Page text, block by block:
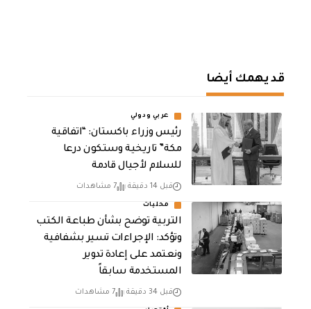
قد يهمك أيضا
عربي ودولي
رئيس وزراء باكستان: “اتفاقية
مكة” تاريخية وستكون درعا
للسلام لأجيال قادمة
قبل 14 دقيقة 7 مشاهدات
محليات
التربية توضح بشأن طباعة الكتب
وتؤكد: الإجراءات تسير بشفافية
ونعتمد على إعادة تدوير
المستخدمة سابقاً
قبل 34 دقيقة 7 مشاهدات